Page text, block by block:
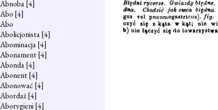
Abnoba[4]
Abo [4]
Abo
Abolicjonista[4]
Abominacja[4]
Abonament[4]
Abonda[4]
Abonent[4]
Abonować [4]
Abordaż[4]
Aborygieni[4]